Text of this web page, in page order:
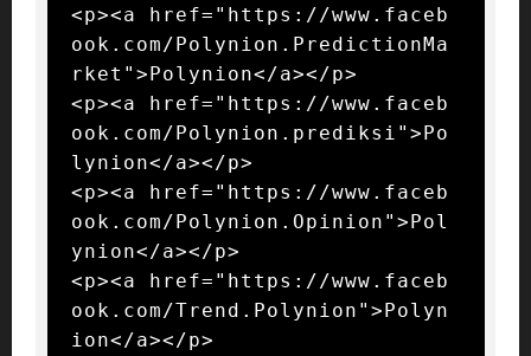
<p><a href="https://www.faceb
ook.com/Polynion.PredictionMa
rket">Polynion</a></p>
<p><a href="https://www.faceb
ook.com/Polynion.prediksi">Po
lynion</a></p>
<p><a href="https://www.faceb
ook.com/Polynion.Opinion">Pol
ynion</a></p>
<p><a href="https://www.faceb
ook.com/Trend.Polynion">Polyn
ion</a></p>